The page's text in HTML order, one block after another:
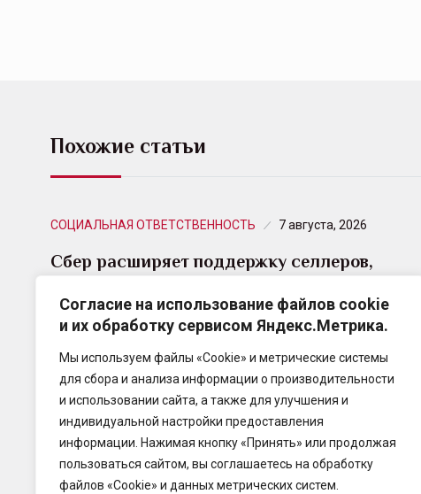
Согласие на использование файлов cookie
и их обработку сервисом Яндекс.Метрика.
Мы используем файлы «Cookie» и метрические системы
для сбора и анализа информации о производительности
и использовании сайта, а также для улучшения и
индивидуальной настройки предоставления
информации. Нажимая кнопку «Принять» или продолжая
пользоваться сайтом, вы соглашаетесь на обработку
файлов «Cookie» и данных метрических систем.
Похожие статьи
СОЦИАЛЬНАЯ ОТВЕТСТВЕННОСТЬ 7 августа, 2026
Сбер расширяет поддержку селлеров,
пострадавших от инцидентов на
складах…
предпринимателей, чьи товары и бизнес
пострадали в результате инцидентов на складах
Wildberries.